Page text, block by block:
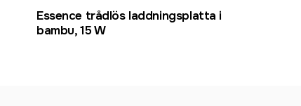
Essence trådlös laddningsplatta i
bambu, 15 W